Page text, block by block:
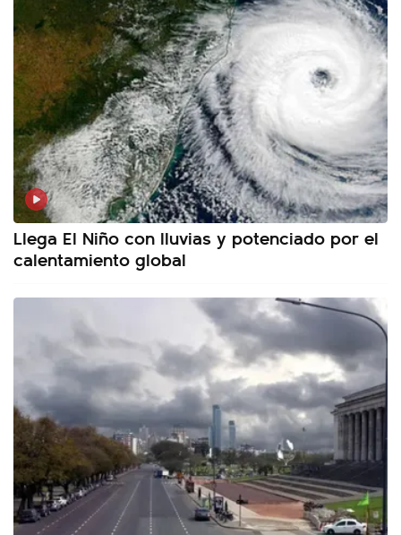
Llega El Niño con lluvias y potenciado por el
calentamiento global